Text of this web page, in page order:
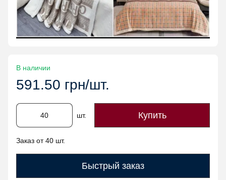
В наличии
591.50 грн/шт.
шт. Купить
Заказ от 40 шт.
Быстрый заказ